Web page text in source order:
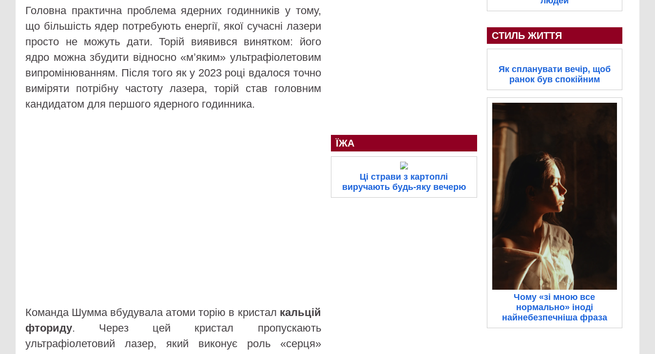
Головна практична проблема ядерних годинників у тому,
що більшість ядер потребують енергії, якої сучасні лазери
просто не можуть дати. Торій виявився винятком: його
ядро можна збудити відносно «м’яким» ультрафіолетовим
випромінюванням. Після того як у 2023 році вдалося точно
виміряти потрібну частоту лазера, торій став головним
кандидатом для першого ядерного годинника.
Команда Шумма вбудувала атоми торію в кристал кальцій
фториду. Через цей кристал пропускають
ультрафіолетовий лазер, який виконує роль «серця»
ЇЖА
Ці страви з картоплі
виручають будь-яку вечерю
СТИЛЬ ЖИТТЯ
Як спланувати вечір, щоб
ранок був спокійним
Чому «зі мною все
нормально» іноді
найнебезпечніша фраза